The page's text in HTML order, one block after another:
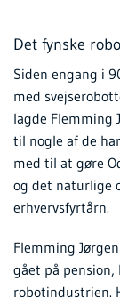
Det fynske
Siden engang i
med
lagde Flemming
til nogle af de
med til at gøre
og det naturlige
erhvervsfyrtårn.
Flemming
gået på
robotindustrien.